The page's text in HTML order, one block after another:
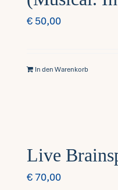
€ 50,00
In den Warenkorb
Live
€70,00